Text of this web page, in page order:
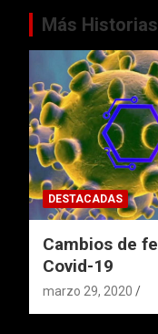
Más Historias
DESTACADAS
Cambios de
Covid-19
marzo 29, 2020